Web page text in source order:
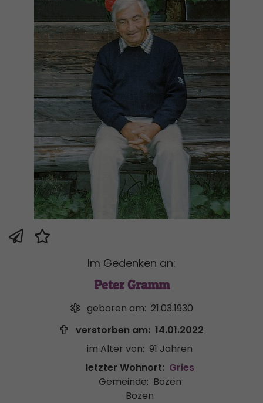
Im Gedenken an:
Peter Gramm
geboren am: 21.03.1930
verstorben am: 14.01.2022
im Alter von: 91 Jahren
letzter Wohnort: Gries
Gemeinde: Bozen
Bozen